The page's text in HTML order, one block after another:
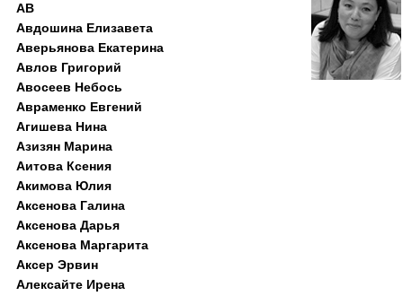
АВ
Авдошина Елизавета
Аверьянова Екатерина
Авлов Григорий
Авосеев Небось
Авраменко Евгений
Агишева Нина
Азизян Марина
Аитова Ксения
Акимова Юлия
Аксенова Галина
Аксенова Дарья
Аксенова Маргарита
Аксер Эрвин
Алексайте Ирена